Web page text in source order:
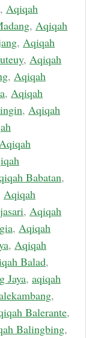
, Aqiqah
, Aqiqah
, Aqiqah
, Aqiqah
, Aqiqah
, Aqiqah
, Aqiqah
Babatan,
Aqiqah
, Aqiqah
, Aqiqah
, Aqiqah
Balad,
Jaya, aqiqah
,
Balerante,
Balingbing,